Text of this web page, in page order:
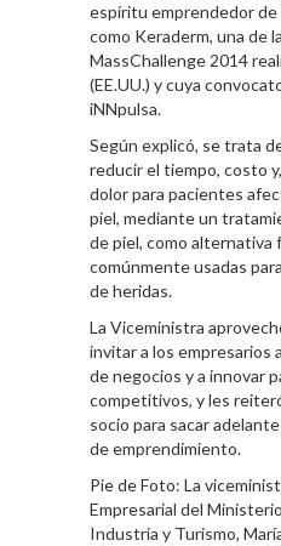
espíritu emprendedor de
como Keraderm, una de
MassChallenge 2014
(EE.UU.) y cuya
iNNpulsa.
Según explicó, se trata
reducir el tiempo, costo
dolor para pacientes
piel, mediante un
de piel, como alternativa
comúnmente usadas
de heridas.
La Viceministra
invitar a los empresarios
de negocios y a innovar
competitivos, y les
socio para sacar
de emprendimiento.
Pie de Foto: La
Empresarial del
Industria y Turismo,